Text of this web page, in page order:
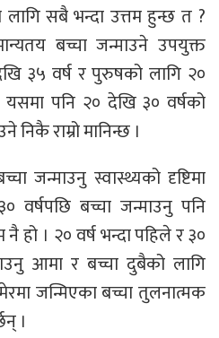
सबै भन्दा उत्तम हुन्छ त ?
बच्चा जन्माउने उपयुक्त
३५ वर्ष र पुरुषको लागि २०
पनि २० देखि ३० वर्षको
निकै राम्रो मानिन्छ ।
जन्माउनु स्वास्थ्यको दृष्टिमा
बच्चा जन्माउनु पनि
हो । २० वर्ष भन्दा पहिले र ३०
आमा र बच्चा दुबैको लागि
जन्मिएका बच्चा तुलनात्मक
।